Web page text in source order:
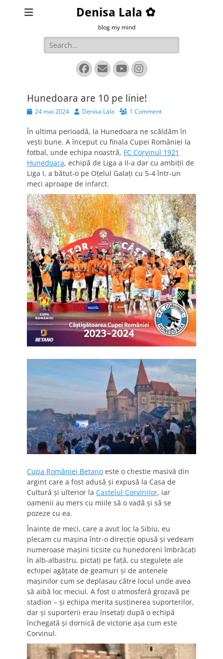
Denisa Lala ✿
blog my mind
Search
for:
Facebook
EmailYouTube
Instagram
Hunedoara are 10 pe linie!
Posted
24 mai 2024 AuthorDenisa Lala 1 Comment
În ultima perioadă, la Hunedoara ne scăldăm în
vești bune. A început cu finala Cupei României la
fotbal, unde echipa noastră, FC Corvinul 1921
Hunedoara, echipă de Liga a II-a dar cu ambiții de
Liga I, a bătut-o pe Oțelul Galați cu 5-4 într-un
meci aproape de infarct.
Cupa României Betano este o chestie masivă din
argint care a fost adusă și expusă la Casa de
Cultură și ulterior la Castelul Corvinilor, iar
oamenii au mers cu miile să o vadă și să se
pozeze cu ea.
Înainte de meci, care a avut loc la Sibiu, eu
plecam cu mașina într-o direcție opusă și vedeam
numeroase mașini ticsite cu hunedoreni îmbrăcați
în alb-albastru, pictați pe față, cu stegulețe ale
echipei agățate de geamuri și de antenele
mașinilor cum se deplasau către locul unde avea
să aibă loc meciul. A fost o atmosferă grozavă pe
stadion – și echipa merita susținerea suporterilor,
dar și suporterii erau însetați după o echipă
închegată și dornică de victorie așa cum este
Corvinul.